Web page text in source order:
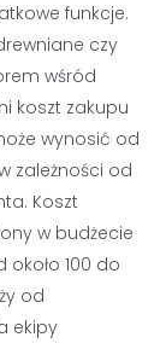
funkcje.
czy
wśród
koszt zakupu
wynosić od
zależności od
Koszt
w budżecie
100 do
od
ekipy